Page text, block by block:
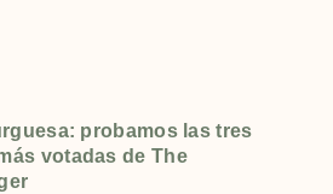
probamos las tres
votadas de The